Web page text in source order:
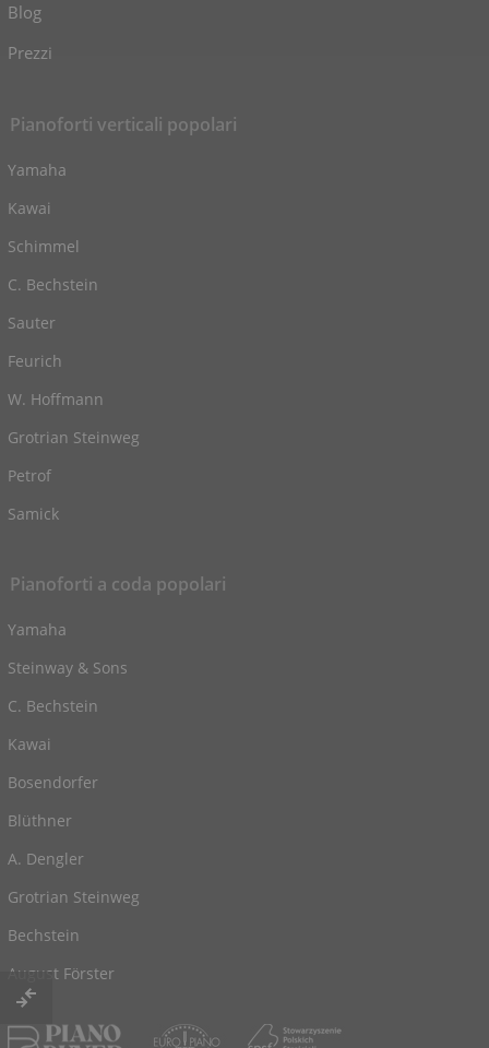
Blog
Prezzi
Pianoforti verticali popolari
Yamaha
Kawai
Schimmel
C. Bechstein
Sauter
Feurich
W. Hoffmann
Grotrian Steinweg
Petrof
Samick
Pianoforti a coda popolari
Yamaha
Steinway & Sons
C. Bechstein
Kawai
Bosendorfer
Blüthner
A. Dengler
Grotrian Steinweg
Bechstein
August Förster